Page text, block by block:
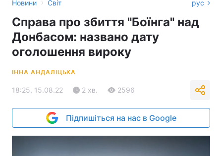
Новини Світ рус
Справа про збиття "Боїнга" над
Донбасом: названо дату
оголошення вироку
ІННА АНДАЛІЦЬКА
18:25, 15.08.22 2 хв. 2596
Підпишіться на нас в Google